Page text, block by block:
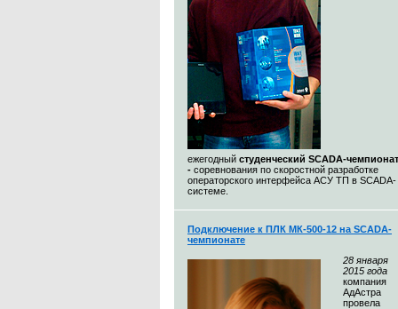
ежегодный студенческий SCADA-чемпионат
- соревнования по скоростной разработке
операторского интерфейса АСУ ТП в SCADA-
системе.
Подключение к ПЛК МК-500-12 на SCADA-
чемпионате
28 января
2015 года
компания
АдАстра
провела